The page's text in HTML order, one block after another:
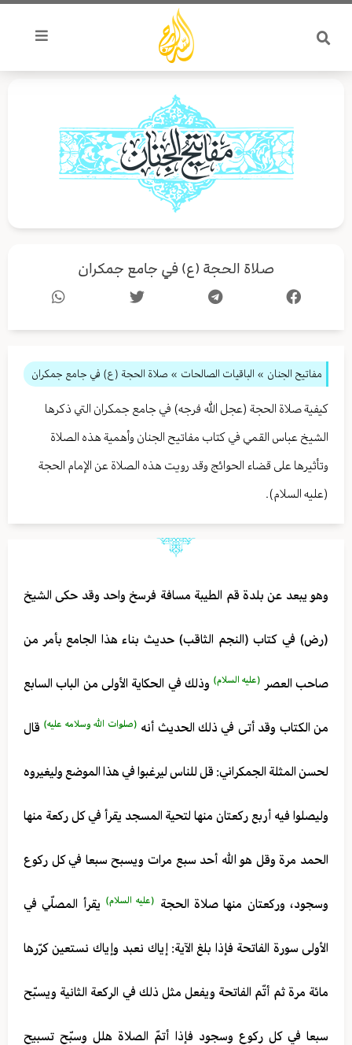
تخطي
المحتوى
صلاة الحجة (ع) في جامع جمكران
مفاتيح الجنان » الباقيات الصالحات » صلاة الحجة (ع) في جامع جمكران
كيفية صلاة الحجة (عجل الله فرجه) في جامع جمكران التي ذكرها
الشيخ عباس القمي في كتاب مفاتيح الجنان وأهمية هذه الصلاة
وتأثيرها على قضاء الحوائج وقد رويت هذه الصلاة عن الإمام الحجة
(عليه السلام).
وهو يبعد عن بلدة قم الطيبة مسافة فرسخ واحد وقد حكى الشيخ
(رض) في كتاب (النجم الثاقب) حديث بناء هذا الجامع بأمر من
صاحب العصر (عليه السلام) وذلك في الحكاية الأولى من الباب السابع
من الكتاب وقد أتى في ذلك الحديث أنه (صلوات الله وسلامه عليه) قال
لحسن المثلة الجمكراني: قل للناس ليرغبوا في هذا الموضع وليغيروه
وليصلوا فيه أربع ركعتان منها لتحية المسجد يقرأ في كل ركعة منها
الحمد مرة وقل هو الله أحد سبع مرات ويسبح سبعا في كل ركوع
وسجود، وركعتان منها صلاة الحجة (عليه السلام) يقرأ المصلّي في
الأولى سورة الفاتحة فإذا بلغ الآية: إياك نعبد وإياك نستعين كرّرها
مائة مرة ثم أتّم الفاتحة ويفعل مثل ذلك في الركعة الثانية ويسبّح
سبعا في كل ركوع وسجود فإذا أتمّ الصلاة هلل وسبّح تسبيح